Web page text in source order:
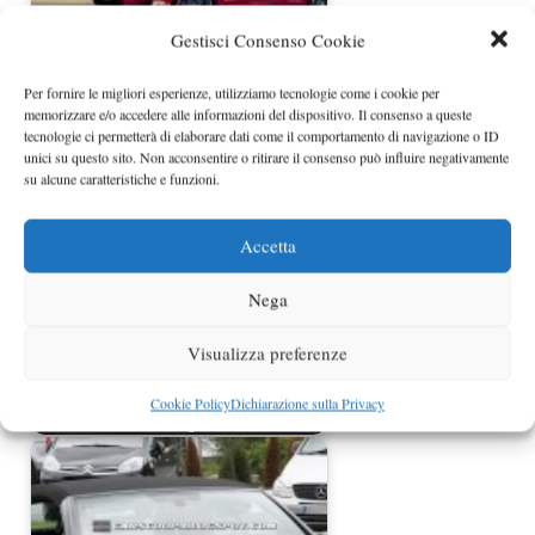
Gestisci Consenso Cookie
Per fornire le migliori esperienze, utilizziamo tecnologie come i cookie per
memorizzare e/o accedere alle informazioni del dispositivo. Il consenso a queste
tecnologie ci permetterà di elaborare dati come il comportamento di navigazione o ID
unici su questo sito. Non acconsentire o ritirare il consenso può influire negativamente
su alcune caratteristiche e funzioni.
Accetta
Nega
Visualizza preferenze
Cookie PolicyDichiarazione sulla Privacy
VW Golf GTI Plus by BBM
Motorsport
Volkswagen Golf Alltrack debutta a
Parigi